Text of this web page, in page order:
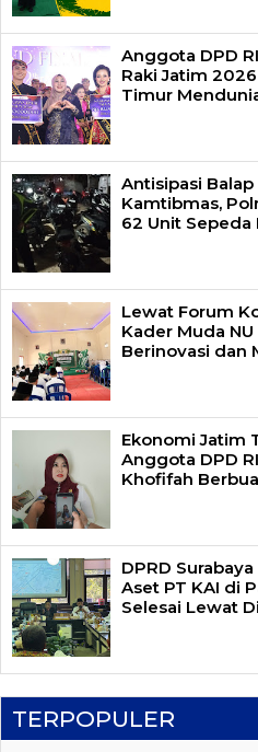
Anggota DPD
Raki Jatim
Timur
Antisipasi
Kamtibmas,
62 Unit Sepeda
Lewat Forum
Kader Muda
Berinovasi dan
Ekonomi Jatim
Anggota DPD
Khofifah
DPRD
Aset PT KAI di
Selesai Lewat
TERPOPULER